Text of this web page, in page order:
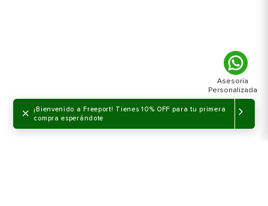
×
¡Bienvenido a Freeport! Tienes 10% OFF para tu primera
compra esperándote